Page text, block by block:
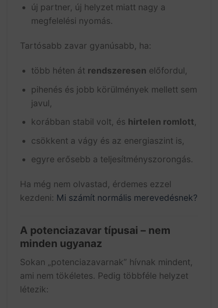
új partner, új helyzet miatt nagy a
megfelelési nyomás.
Tartósabb zavar gyanúsabb, ha:
több héten át rendszeresen előfordul,
pihenés és jobb körülmények mellett sem
javul,
korábban stabil volt, és hirtelen romlott,
csökkent a vágy és az energiaszint is,
egyre erősebb a teljesítményszorongás.
Ha még nem olvastad, érdemes ezzel
kezdeni: Mi számít normális merevedésnek?
A potenciazavar típusai – nem
minden ugyanaz
Sokan „potenciazavarnak” hívnak mindent,
ami nem tökéletes. Pedig többféle helyzet
létezik: